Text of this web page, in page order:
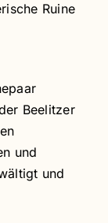
Ruine
Beelitzer
und
und